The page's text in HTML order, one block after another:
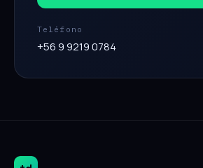
Teléfono
+56 9 9219 0784